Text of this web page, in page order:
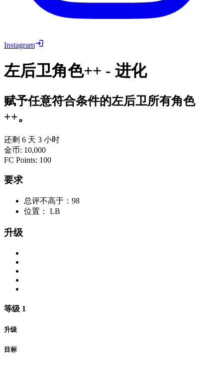
Instagram
左后卫角色++ - 进化
赋予任意符合条件的左后卫所有角色
++。
还剩 6 天 3 小时
金币: 10,000
FC Points: 100
要求
总评不高于：98
位置： LB
升级
等级 1
升级
目标